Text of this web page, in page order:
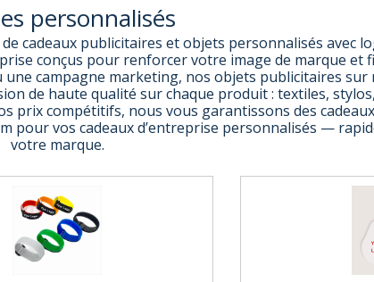
personnalisés
cadeaux publicitaires et objets personnalisés avec
conçus pour renforcer votre image de marque et
campagne marketing, nos objets publicitaires sur
de haute qualité sur chaque produit : textiles,
prix compétitifs, nous vous garantissons des
pour vos cadeaux d’entreprise personnalisés —
votre marque.